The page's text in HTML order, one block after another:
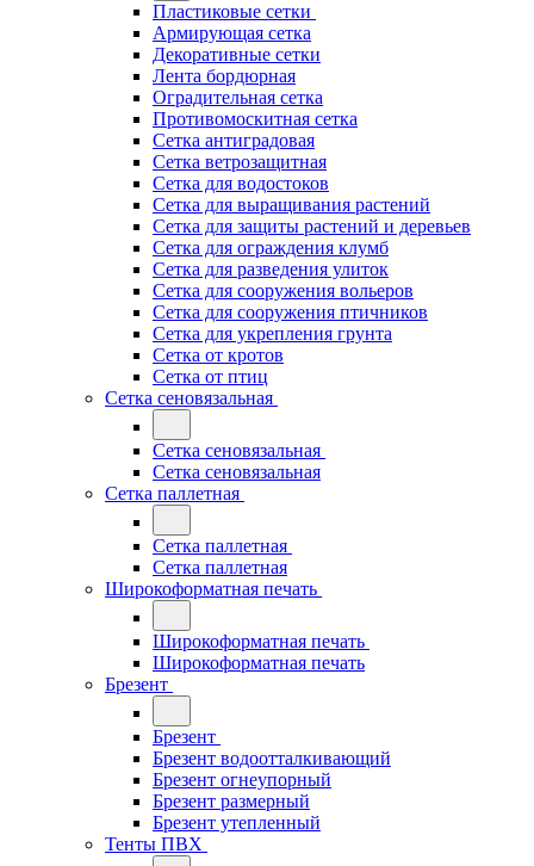
Пластиковые сетки
Армирующая сетка
Декоративные сетки
Лента бордюрная
Оградительная сетка
Противомоскитная сетка
Сетка антиградовая
Сетка ветрозащитная
Сетка для водостоков
Сетка для выращивания растений
Сетка для защиты растений и деревьев
Сетка для ограждения клумб
Сетка для разведения улиток
Сетка для сооружения вольеров
Сетка для сооружения птичников
Сетка для укрепления грунта
Сетка от кротов
Сетка от птиц
Сетка сеновязальная
Сетка сеновязальная
Сетка сеновязальная
Сетка паллетная
Сетка паллетная
Сетка паллетная
Широкоформатная печать
Широкоформатная печать
Широкоформатная печать
Брезент
Брезент
Брезент водоотталкивающий
Брезент огнеупорный
Брезент размерный
Брезент утепленный
Тенты ПВХ